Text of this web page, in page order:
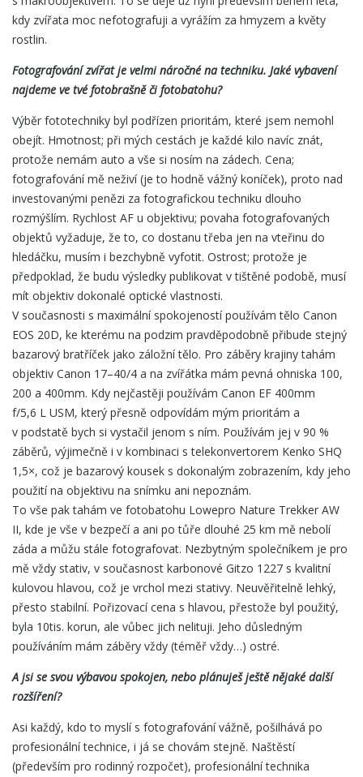
kdy zvířata moc nefotografuji a vyrážím za hmyzem a květy
rostlin.
Fotografování zvířat je velmi náročné na techniku. Jaké vybavení
najdeme ve tvé fotobrašně či fotobatohu?
Výběr fototechniky byl podřízen prioritám, které jsem nemohl
obejít. Hmotnost; při mých cestách je každé kilo navíc znát,
protože nemám auto a vše si nosím na zádech. Cena;
fotografování mě neživí (je to hodně vážný koníček), proto nad
investovanými penězi za fotografickou techniku dlouho
rozmýšlím. Rychlost AF u objektivu; povaha fotografovaných
objektů vyžaduje, že to, co dostanu třeba jen na vteřinu do
hledáčku, musím i bezchybně vyfotit. Ostrost; protože je
předpoklad, že budu výsledky publikovat v tištěné podobě, musí
mít objektiv dokonalé optické vlastnosti.
V současnosti s maximální spokojeností používám tělo Canon
EOS 20D, ke kterému na podzim pravděpodobně přibude stejný
bazarový bratříček jako záložní tělo. Pro záběry krajiny tahám
objektiv Canon 17–40/4 a na zvířátka mám pevná ohniska 100,
200 a 400mm. Kdy nejčastěji používám Canon EF 400mm
f/5,6 L USM, který přesně odpovídám mým prioritám a
v podstatě bych si vystačil jenom s ním. Používám jej v 90 %
záběrů, výjimečně i v kombinaci s telekonvertorem Kenko SHQ
1,5×, což je bazarový kousek s dokonalým zobrazením, kdy jeho
použití na objektivu na snímku ani nepoznám.
To vše pak tahám ve fotobatohu Lowepro Nature Trekker AW
II, kde je vše v bezpečí a ani po tůře dlouhé 25 km mě nebolí
záda a můžu stále fotografovat. Nezbytným společníkem je pro
mě vždy stativ, v současnost karbonové Gitzo 1227 s kvalitní
kulovou hlavou, což je vrchol mezi stativy. Neuvěřitelně lehký,
přesto stabilní. Pořizovací cena s hlavou, přestože byl použitý,
byla 10tis. korun, ale vůbec jich nelituji. Jeho důsledným
používáním mám záběry vždy (téměř vždy…) ostré.
A jsi se svou výbavou spokojen, nebo plánuješ ještě nějaké další
rozšíření?
Asi každý, kdo to myslí s fotografování vážně, pošilhává po
profesionální technice, i já se chovám stejně. Naštěstí
(především pro rodinný rozpočet), profesionální technika